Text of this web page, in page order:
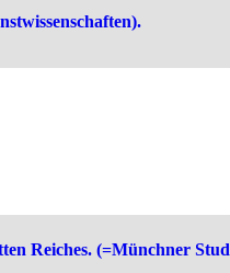
Reiches. (=Münchner